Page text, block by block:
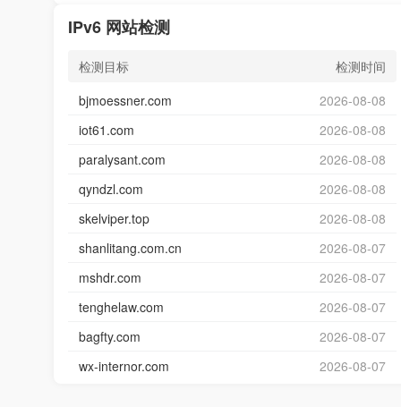
IPv6 网站检测
检测目标
检测时间
bjmoessner.com
2026-08-08
iot61.com
2026-08-08
paralysant.com
2026-08-08
qyndzl.com
2026-08-08
skelviper.top
2026-08-08
shanlitang.com.cn
2026-08-07
mshdr.com
2026-08-07
tenghelaw.com
2026-08-07
bagfty.com
2026-08-07
wx-internor.com
2026-08-07